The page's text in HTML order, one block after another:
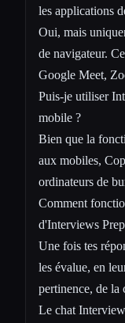
les applications
Oui, mais
de navigateur.
Google Meet,
Puis-je utiliser
mobile ?
Bien que la
aux mobiles,
ordinateurs de
Comment
d'Interviews
Une fois tes
les évalue, en
pertinence, de la
Le chat